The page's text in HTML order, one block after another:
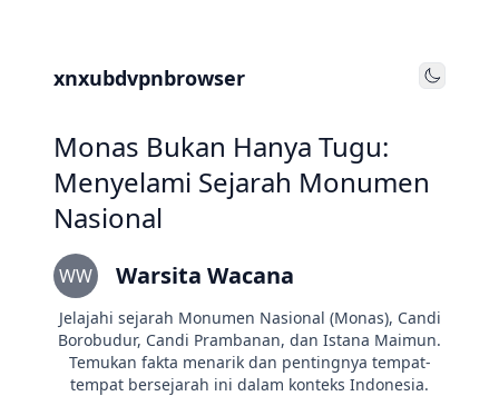
xnxubdvpnbrowser Toggle
Monas Bukan Hanya Tugu:
Menyelami Sejarah Monumen
Nasional
WW Warsita Wacana
Jelajahi sejarah Monumen Nasional (Monas), Candi
Borobudur, Candi Prambanan, dan Istana Maimun.
Temukan fakta menarik dan pentingnya tempat-
tempat bersejarah ini dalam konteks Indonesia.